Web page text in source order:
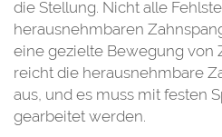
die Stellung. Nicht alle
herausnehmbaren
eine gezielte Bewegung von
reicht die herausnehmbare
aus, und es muss mit festen
gearbeitet werden.